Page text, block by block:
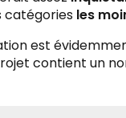
catégories les
est
contient un